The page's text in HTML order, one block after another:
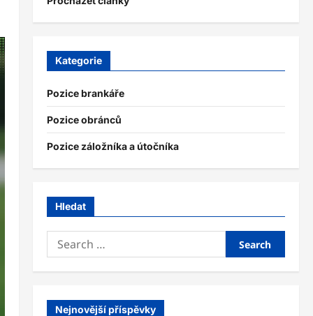
Kategorie
Pozice brankáře
Pozice obránců
Pozice záložníka a útočníka
Hledat
Search
for:
Nejnovější příspěvky